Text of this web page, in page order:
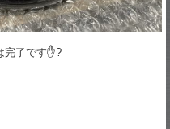
完了です✋?